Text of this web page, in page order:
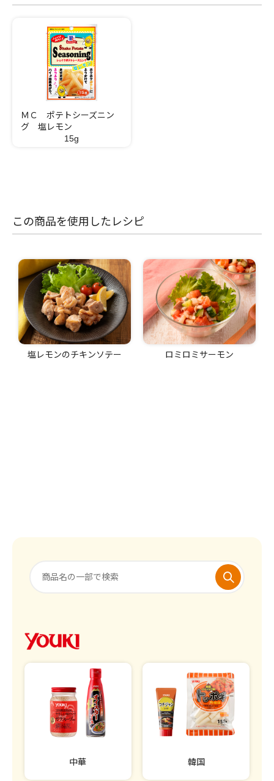
ＭＣ ポテトシーズニン
グ 塩レモン
15g
この商品を使用したレシピ
塩レモンのチキンソテー ロミロミサーモン
中華 韓国